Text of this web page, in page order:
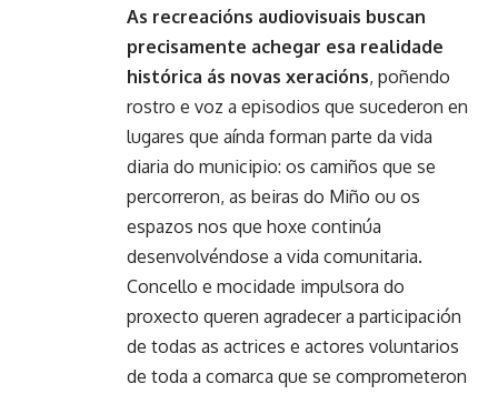
As recreacións audiovisuais buscan
precisamente achegar esa realidade
histórica ás novas xeracións, poñendo
rostro e voz a episodios que sucederon en
lugares que aínda forman parte da vida
diaria do municipio: os camiños que se
percorreron, as beiras do Miño ou os
espazos nos que hoxe continúa
desenvolvéndose a vida comunitaria.
Concello e mocidade impulsora do
proxecto queren agradecer a participación
de todas as actrices e actores voluntarios
de toda a comarca que se comprometeron